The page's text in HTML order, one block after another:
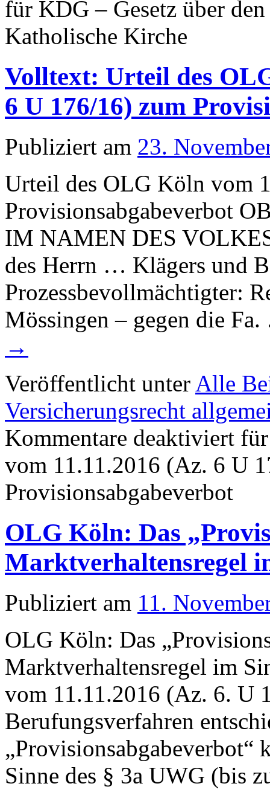
für KDG – Gesetz über
Katholische Kirche
Volltext: Urteil des
6 U 176/16) zum
Publiziert am 23.
Urteil des OLG Köln vom
Provisionsabgabeverbot
IM NAMEN DES
des Herrn … Klägers und
Prozessbevollmächtigter:
Mössingen – gegen die
→
Veröffentlicht unter Alle
Versicherungsrecht
Kommentare deaktiviert
vom 11.11.2016 (Az. 6 U
Provisionsabgabeverbot
OLG Köln: Das
Marktverhaltensregel
Publiziert am 11.
OLG Köln: Das
Marktverhaltensregel im
vom 11.11.2016 (Az. 6. U
Berufungsverfahren
„Provisionsabgabeverbot“
Sinne des § 3a UWG (bis